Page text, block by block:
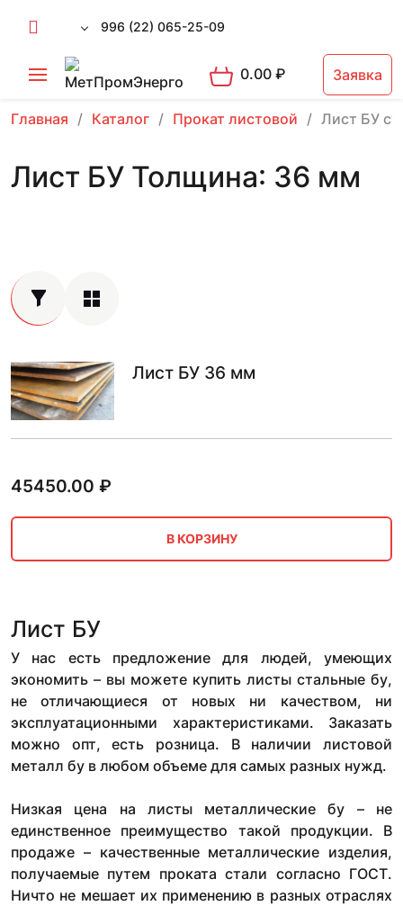
996 (22) 065-25-09
0.00₽ Заявка
Главная Каталог Прокат листовой Лист БУ
Лист БУ Толщина: 36 мм
Лист БУ 36 мм
45450.00 ₽
В КОРЗИНУ
Лист БУ
У нас есть предложение для людей, умеющих
экономить – вы можете купить листы стальные бу,
не отличающиеся от новых ни качеством, ни
эксплуатационными характеристиками. Заказать
можно опт, есть розница. В наличии листовой
металл бу в любом объеме для самых разных нужд.
Низкая цена на листы металлические бу – не
единственное преимущество такой продукции. В
продаже – качественные металлические изделия,
получаемые путем проката стали согласно ГОСТ.
Ничто не мешает их применению в разных отраслях